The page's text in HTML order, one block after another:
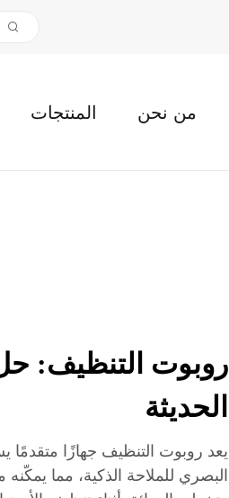
من نحن المنتجات
روبوت التنظيف:
الحديثة
يعد روبوت التنظيف جهازًا متقدمًا
البصري للملاحة الذكية، مما